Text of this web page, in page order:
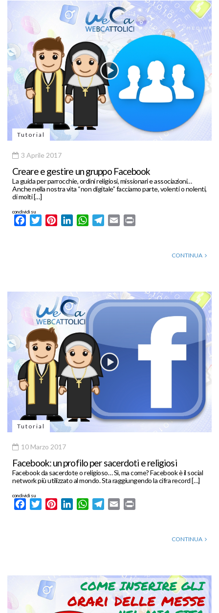
Tutorial
3 Aprile 2017
Creare e gestire un gruppo Facebook
La guida per parrocchie, ordini religiosi, missionari e associazioni…
Anche nella nostra vita “non digitale” facciamo parte, volenti o nolenti,
di molti […]
condividi su
FacebookTwitterPinterestLinkedInWhatsApp
Telegram
Email
CONTINUA
Tutorial
10 Marzo 2017
Facebook: un profilo per sacerdoti e religiosi
Facebook da sacerdote o religioso… Sì, ma come? Facebook è il social
network più utilizzato al mondo. Sta raggiungendo la cifra record […]
condividi su
FacebookTwitterPinterestLinkedInWhatsApp
Telegram
Email
CONTINUA